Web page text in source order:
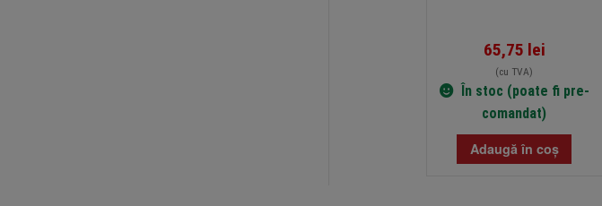
65,75 lei
(cu TVA)
În stoc (poate fi pre-
comandat)
Adaugă în coș